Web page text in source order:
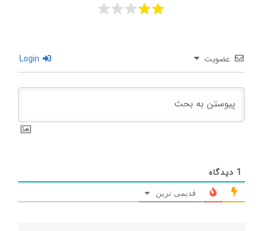
عضویت
1 دیدگاه
قدیمی ترین